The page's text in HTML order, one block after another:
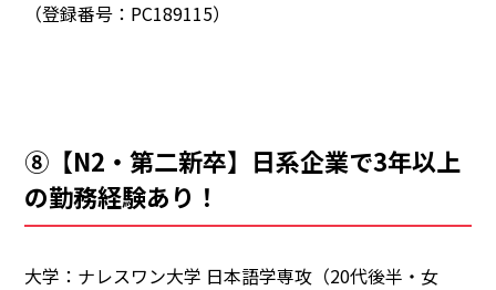
（登録番号：PC189115）
⑧【N2・第二新卒】日系企業で3年以上
の勤務経験あり！
大学：ナレスワン大学 日本語学専攻（20代後半・女